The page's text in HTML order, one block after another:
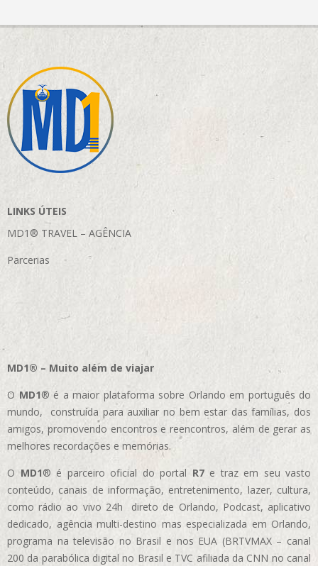
LINKS ÚTEIS
MD1® TRAVEL – AGÊNCIA
Parcerias
MD1® – Muito além de viajar
O MD1® é a maior plataforma sobre Orlando em português do
mundo, construída para auxiliar no bem estar das famílias, dos
amigos, promovendo encontros e reencontros, além de gerar as
melhores recordações e memórias.
OMD1® é parceiro oficial do portal R7e traz em seu vasto
conteúdo, canais de informação, entretenimento, lazer, cultura,
como rádio ao vivo 24h direto de Orlando, Podcast, aplicativo
dedicado, agência multi-destino mas especializada em Orlando,
programa na televisão no Brasil e nos EUA (BRTVMAX – canal
200 da parabólica digital no Brasil e TVC afiliada da CNN no canal